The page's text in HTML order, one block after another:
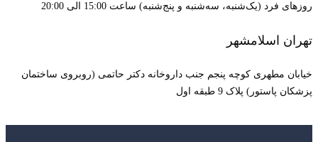
روزهای فرد (یک‌شنبه، سه‌شنبه و پنج‌شنبه) ساعت 15:00 الی 20:00
تهران اسلامشهر
خیابان مطهری کوچه پنجم جنب داروخانه دکتر حاتمی (روبروی ساختمان
پزشکان پاستور) پلاک 9 طبقه اول